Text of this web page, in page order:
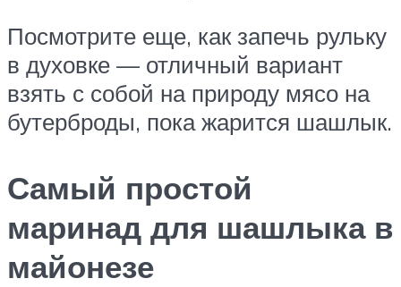
Посмотрите еще, как запечь рульку
в духовке — отличный вариант
взять с собой на природу мясо на
бутерброды, пока жарится шашлык.
Самый простой
маринад для шашлыка в
майонезе